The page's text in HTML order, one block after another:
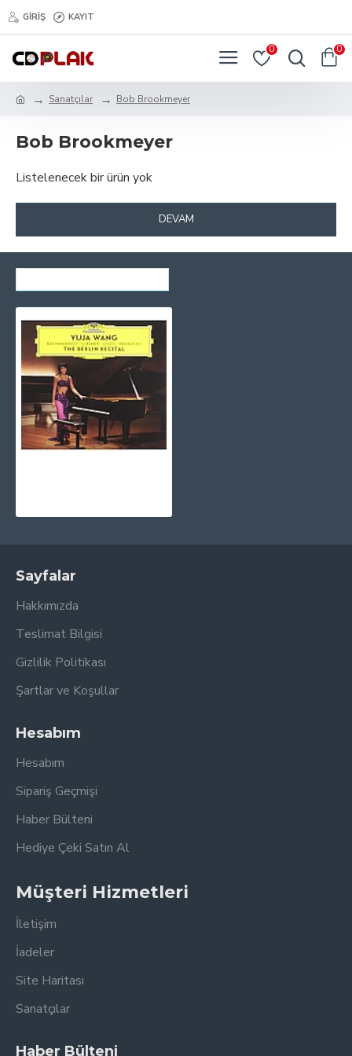
GIRIŞ KAYIT
0 0
Sanatçılar Bob Brookmeyer
Bob Brookmeyer
Listelenecek bir ürün yok
DEVAM
Sayfalar
Hakkımızda
Teslimat Bilgisi
Gizlilik Politikası
Şartlar ve Koşullar
Hesabım
Hesabım
Sipariş Geçmişi
Haber Bülteni
Hediye Çeki Satın Al
Müşteri Hizmetleri
İletişim
İadeler
Site Haritası
Sanatçılar
Haber Bülteni